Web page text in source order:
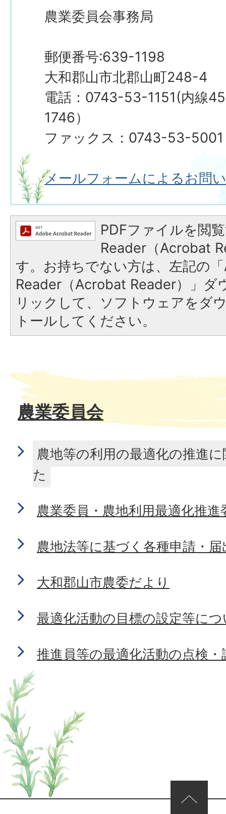
農業委員会事務局
郵便番号:639-1198
大和郡山市北郡山町248-4
電話：0743-53-1151(内線
1746）
ファックス：0743-53-5001
メールフォームによるお問
PDFファイルを閲
Reader（Acrobat
す。お持ちでない方は、左記の
Reader（Acrobat Reader）」ダ
リックして、ソフトウェアをダ
トールしてください。
農業委員会
農地等の利用の最適化の推進
た
農業委員・農地利用最適化推進
農地法等に基づく各種申請・届
大和郡山市農委だより
最適化活動の目標の設定等に
推進員等の最適化活動の点検
ページの先頭へ